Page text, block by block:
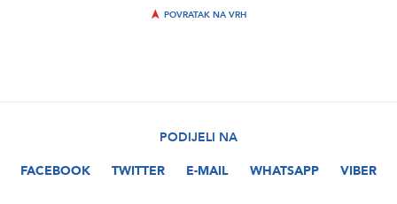
POVRATAK NA VRH
PODIJELI NA
FACEBOOK
TWITTER E-MAIL WHATSAPP VIBER